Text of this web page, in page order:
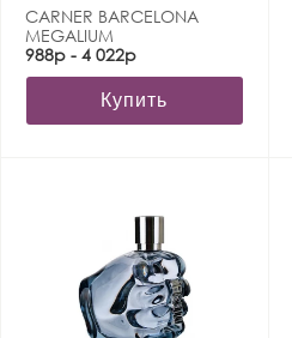
CARNER BARCELONA
MEGALIUM
988р - 4 022р
Купить